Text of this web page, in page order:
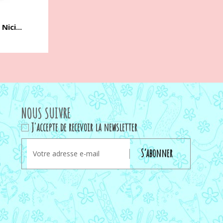
NOUS SUIVRE
J'accepte de recevoir la newsletter
S’abonner